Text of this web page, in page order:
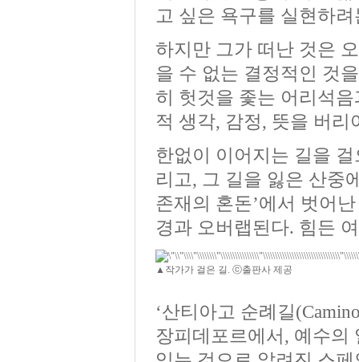
고 싶은 욕구를 실현하
하지만 그가 떠난 것은
을 수 없는 결정적인 것
히 헛것을 좇는 어리석
적 생각, 감정, 뜻을 버리
한없이 이어지는 길을
리고, 그 길을 잃은 산중
존재의 혼돈’에서 벗어
경과 오버랩된다. 힘든
▲작가가 걸은 길. ⓒ출판사 제공
‘산티아고 순례길
장피데포르에서, 예수의